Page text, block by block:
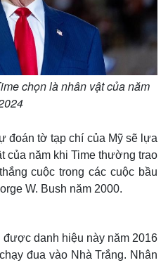
chọn là nhân vật của năm
đoán tờ tạp chí của Mỹ sẽ lựa
của năm khi Time thường trao
cuộc trong các cuộc bầu
W. Bush năm 2000.
danh hiệu này năm 2016
đua vào Nhà Trắng. Nhân